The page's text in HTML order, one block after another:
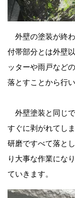
外壁の塗装が終わ
付帯部分とは外壁
ッターや雨戸など
落とすことから行い
外壁塗装と同じ
すぐに剥がれてし
研磨ですべて落と
り大事な作業にな
ていきます。